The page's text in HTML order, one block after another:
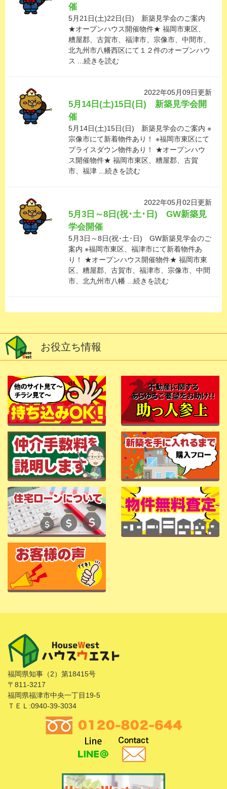
催
5月21日(土)22日(日) 新築見学会のご案内
★オープンハウス開催物件★ 福岡市東区、
糟屋郡、古賀市、福津市、宗像市、中間市、
北九州市八幡西区にて１２件のオープンハウ
ス ...続きを読む
2022年05月09日更新
5月14日(土)15日(日) 新築見学会開
催
5月14日(土)15日(日) 新築見学会のご案内 ※
宗像市にて新着物件あり！ ※福岡市東区にて
プライスダウン物件あり！ ★オープンハウ
ス開催物件★ 福岡市東区、糟屋郡、古賀
市、福津 ...続きを読む
2022年05月02日更新
5月3日～8日(祝･土･日) GW新築見
学会開催
5月3日～8日(祝･土･日) GW新築見学会のご
案内 ※福岡市東区、福津市にて新着物件あ
り！ ★オープンハウス開催物件★ 福岡市東
区、糟屋郡、古賀市、福津市、宗像市、中間
市、北九州市八幡 ...続きを読む
お役立ち情報
福岡県知事（2）第18415号
〒811-3217
福岡県福津市中央一丁目19-5
ＴＥＬ:0940-39-3034